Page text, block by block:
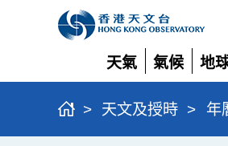
天氣
展
開
氣候
展
開
地
展
開
> 天文及授時 > 年